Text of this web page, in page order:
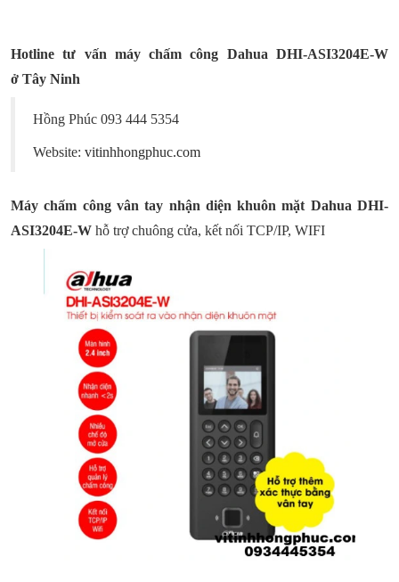
Hotline tư vấn máy chấm công Dahua DHI-ASI3204E-W
ở Tây Ninh
Hồng Phúc 093 444 5354
Website: vitinhhongphuc.com
Máy chấm công vân tay nhận diện khuôn mặt Dahua DHI-
ASI3204E-W hỗ trợ chuông cửa, kết nối TCP/IP, WIFI